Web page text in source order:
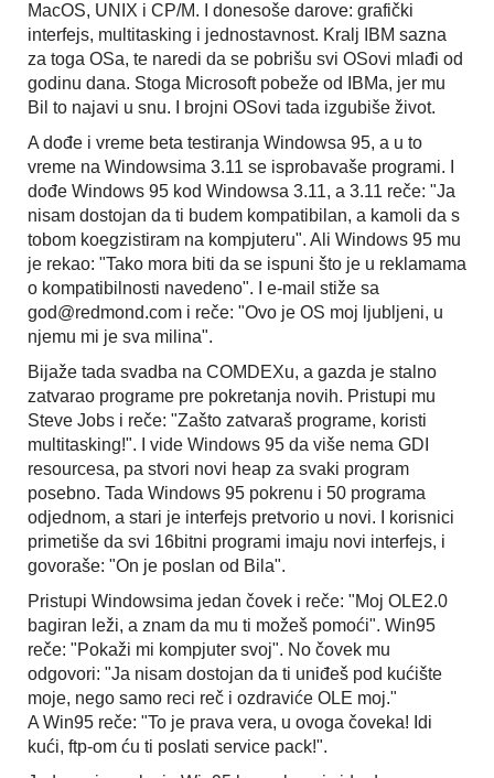
MacOS, UNIX i CP/M. I donesoše darove: grafički
interfejs, multitasking i jednostavnost. Kralj IBM sazna
za toga OSa, te naredi da se pobrišu svi OSovi mlađi od
godinu dana. Stoga Microsoft pobeže od IBMa, jer mu
Bil to najavi u snu. I brojni OSovi tada izgubiše život.
A dođe i vreme beta testiranja Windowsa 95, a u to
vreme na Windowsima 3.11 se isprobavaše programi. I
dođe Windows 95 kod Windowsa 3.11, a 3.11 reče: "Ja
nisam dostojan da ti budem kompatibilan, a kamoli da s
tobom koegzistiram na kompjuteru". Ali Windows 95 mu
je rekao: "Tako mora biti da se ispuni što je u reklamama
o kompatibilnosti navedeno". I e-mail stiže sa
god@redmond.com i reče: "Ovo je OS moj ljubljeni, u
njemu mi je sva milina".
Bijaže tada svadba na COMDEXu, a gazda je stalno
zatvarao programe pre pokretanja novih. Pristupi mu
Steve Jobs i reče: "Zašto zatvaraš programe, koristi
multitasking!". I vide Windows 95 da više nema GDI
resourcesa, pa stvori novi heap za svaki program
posebno. Tada Windows 95 pokrenu i 50 programa
odjednom, a stari je interfejs pretvorio u novi. I korisnici
primetiše da svi 16bitni programi imaju novi interfejs, i
govoraše: "On je poslan od Bila".
Pristupi Windowsima jedan čovek i reče: "Moj OLE2.0
bagiran leži, a znam da mu ti možeš pomoći". Win95
reče: "Pokaži mi kompjuter svoj". No čovek mu
odgovori: "Ja nisam dostojan da ti uniđeš pod kućište
moje, nego samo reci reč i ozdraviće OLE moj."
A Win95 reče: "To je prava vera, u ovoga čoveka! Idi
kući, ftp-om ću ti poslati service pack!".